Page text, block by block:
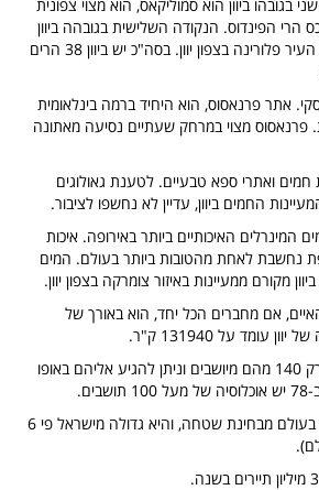
ביוון הוא סמוליקאס, הוא מצוי צפונית
הרי הפינדוס. הנקודה השלישית בגובהה ביוון
היא קימאקסאלאן, בקרבת העיר פלורינה בצפון יוון. בסה"כ יש ביוון 38 הרים
קרוב ל-20 אתרי סקי. אתר פרנאסוס, הוא היחיד ברמה בינלאומית
פרנאסוס מצוי במרחק שעתיים נסיעה מאתונה
מעל 750 מעיינות חמים ואתרי ספא טבעיים. לטענת גאולוגים
החמים ביוון, עדיין לא נחשפו לציבור.
המינרלים האיכותיים ביותר באירופה. איכות
נחשבת לאחת מהטובות ביותר בעולם. המים
מקורם ממעיינות באיזור צומרקה בצפון יוון.
אם מחברים הכל יחד, הוא באורך של
- ליוון יש כ3000 איים, אך רק 140 מהם מיושבים וניתן להגיע אליהם באופו
- יוון ממוקמת במקום ה-97 בעולם מבחינת שטחה, והיא גדולה מישראל פי 6